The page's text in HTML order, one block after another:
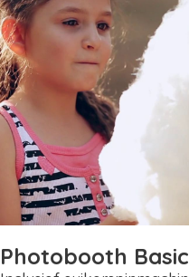
Photobooth Basic